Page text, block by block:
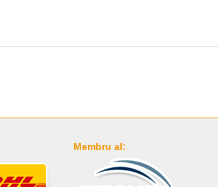
Membru al: